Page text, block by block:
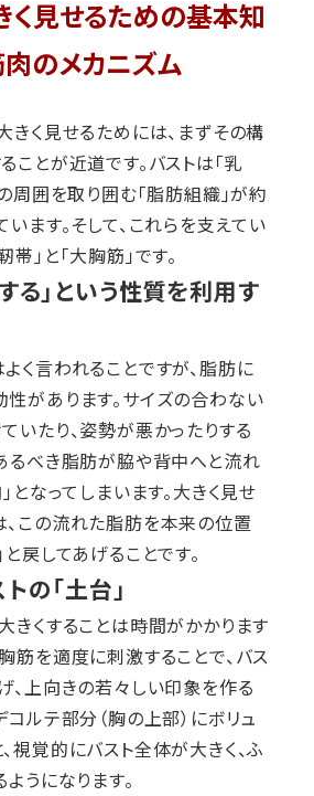
く見せるための基本知
肉のメカニズム
きく見せるためには、まずその構
ことが近道です。バストは「乳
周囲を取り囲む「脂肪組織」が約
ます。そして、これらを支えてい
」と「大胸筋」です。
る」という性質を利用す
く言われることですが、脂肪に
があります。サイズの合わない
いたり、姿勢が悪かったりする
るべき脂肪が脇や背中へと流れ
となってしまいます。大きく見せ
この流れた脂肪を本来の位置
戻してあげることです。
の「土台」
きくすることは時間がかかります
筋を適度に刺激することで、バス
、上向きの若々しい印象を作る
コルテ部分（胸の上部）にボリュ
視覚的にバスト全体が大きく、ふ
うになります。